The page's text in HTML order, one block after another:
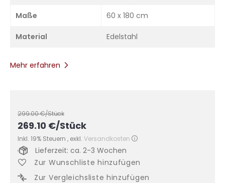
Maße 60 x 180 cm
Material Edelstahl
Mehr erfahren
299.00€/Stück
269.10 €/Stück
Inkl. 19% Steuern , exkl. Versandkosten
Lieferzeit: ca. 2-3 Wochen
Zur Wunschliste hinzufügen
Zur Vergleichsliste hinzufügen